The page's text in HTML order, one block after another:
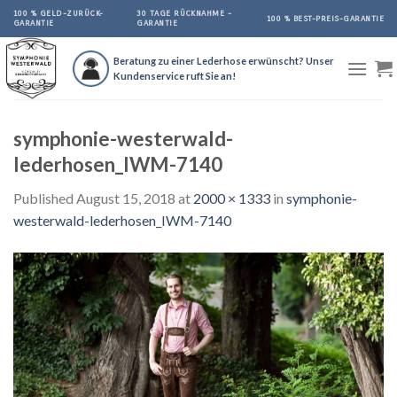
Skip
content
100 % GELD-ZURÜCK-
GARANTIE
30 TAGE RÜCKNAHME -
GARANTIE
100 % BEST-PREIS-GARANTIE
Beratung zu einer Lederhose erwünscht? Unser
Kundenservice ruft Sie an!
symphonie-westerwald-
lederhosen_IWM-7140
Published August 15, 2018 at 2000 × 1333 in symphonie-
westerwald-lederhosen_IWM-7140